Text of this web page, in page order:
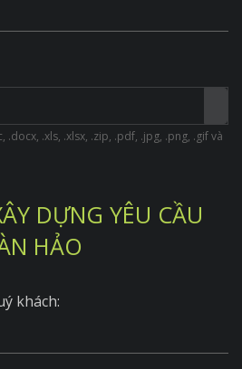
.xls, .xlsx, .zip, .pdf, .jpg, .png, .gif và
DỰNG YÊU CẦU
HẢO
khách: